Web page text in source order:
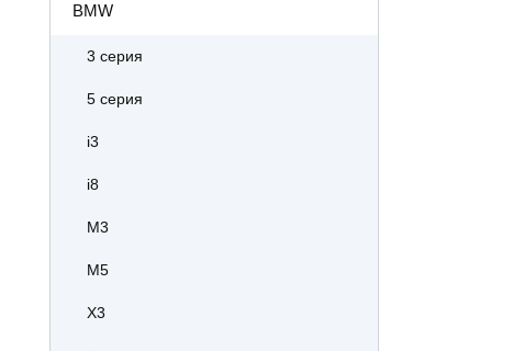
BMW
3 серия
5 серия
i3
i8
M3
M5
X3